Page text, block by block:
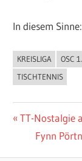
In diesem
ALLGEMEIN
KREISLIGA OSC
TISCHTENNIS
Vorheriger
Beitrag:
TT-Nostalgie
Nächster
Fynn